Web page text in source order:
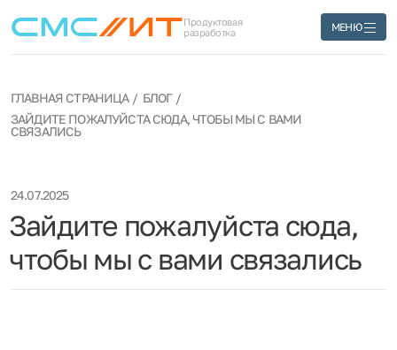
Продуктовая
разработка
МЕНЮ
ГЛАВНАЯ СТРАНИЦА
БЛОГ
ЗАЙДИТЕ ПОЖАЛУЙСТА СЮДА, ЧТОБЫ МЫ С ВАМИ
СВЯЗАЛИСЬ
Зайдите пожалуйста сюда,
чтобы мы с вами связались
24.07.2025